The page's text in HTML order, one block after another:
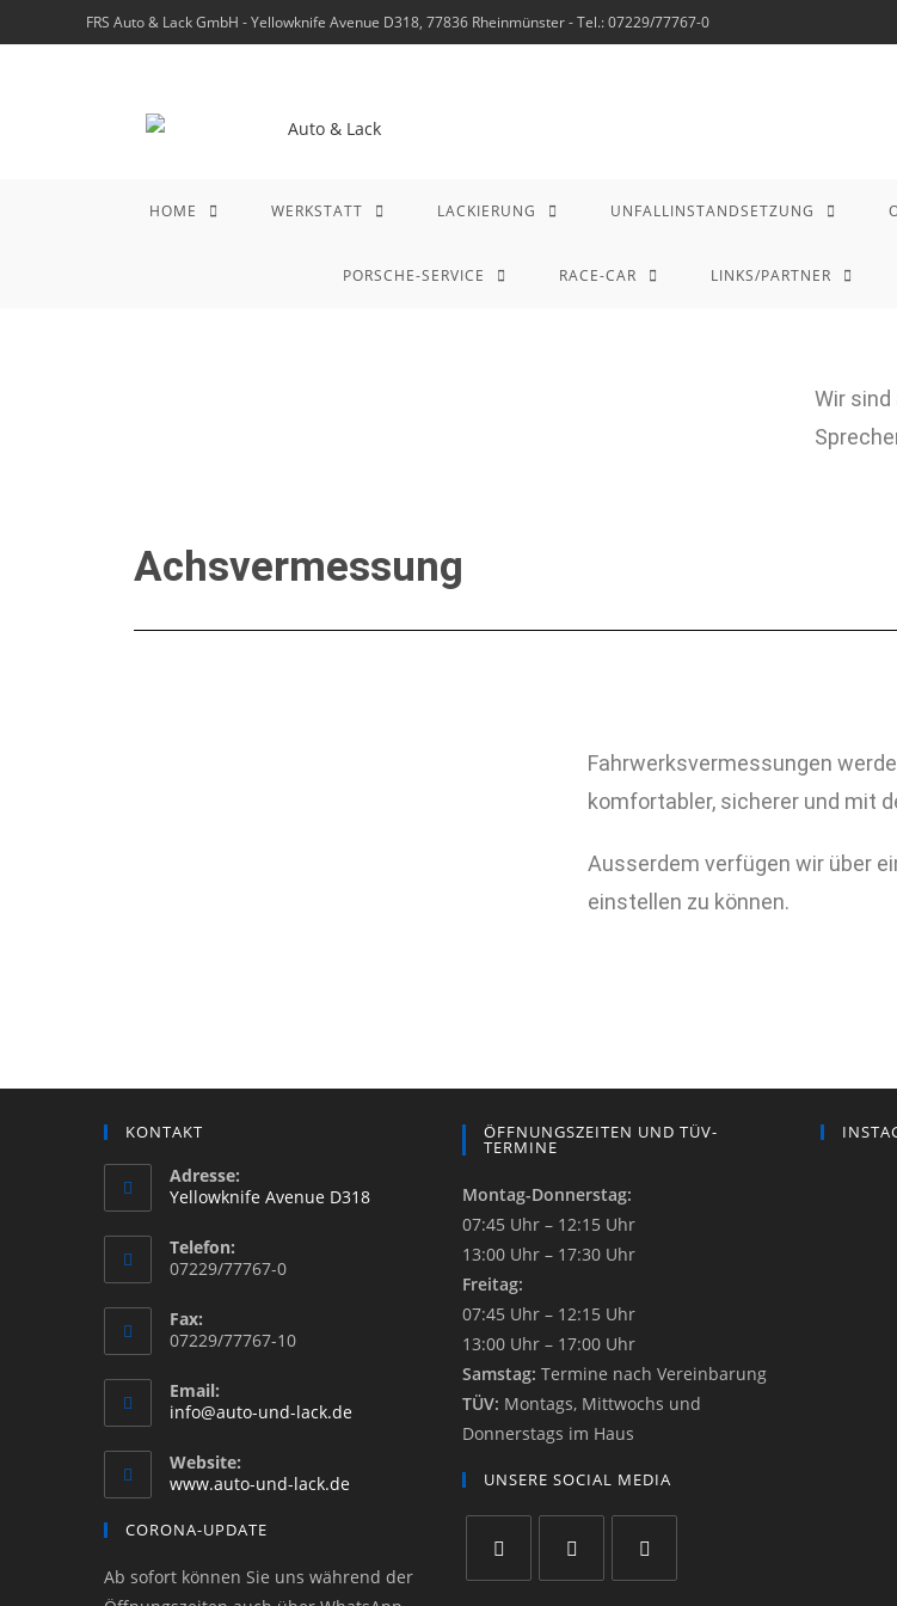
FRS Auto & Lack GmbH - Yellowknife Avenue D318, 77836 Rheinmünster - Tel.: 07229/77767-0
HOME WERKSTATT LACKIERUNG UNFALLINSTANDSETZUNG
PORSCHE-SERVICE RACE-CAR LINKS/PARTNER
Wir
Achsvermessung
Fahrwerksvermessungen
komfortabler, sicherer und mit
Ausserdem verfügen wir über
einstellen zu können.
KONTAKT
Adresse:
Yellowknife Avenue D318
Telefon:
07229/77767-0
Fax:
07229/77767-10
Email:
info@auto-und-lack.de
Website:
www.auto-und-lack.de
CORONA-UPDATE
Ab sofort können Sie uns während der
ÖFFNUNGSZEITEN UND TÜV-
TERMINE
Montag-Donnerstag:
07:45 Uhr – 12:15 Uhr
13:00 Uhr – 17:30 Uhr
Freitag:
07:45 Uhr – 12:15 Uhr
13:00 Uhr – 17:00 Uhr
Samstag: Termine nach Vereinbarung
TÜV: Montags, Mittwochs und
Donnerstags im Haus
UNSERE SOCIAL MEDIA